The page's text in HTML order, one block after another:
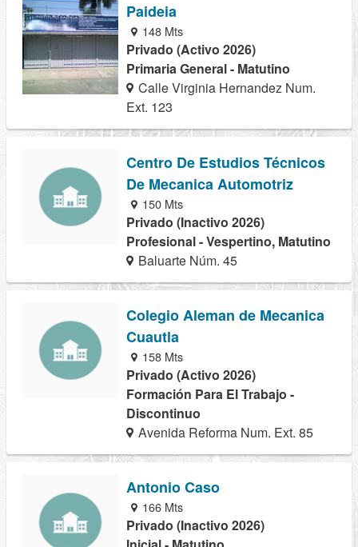
Paideia
148 Mts
Privado (Activo 2026)
Primaria General - Matutino
Calle Virginia Hernandez Num.
Ext. 123
Centro De Estudios Técnicos
De Mecanica Automotriz
150 Mts
Privado (Inactivo 2026)
Profesional - Vespertino, Matutino
Baluarte Núm. 45
Colegio Aleman de Mecanica
Cuautla
158 Mts
Privado (Activo 2026)
Formación Para El Trabajo -
Discontinuo
Avenida Reforma Num. Ext. 85
Antonio Caso
166 Mts
Privado (Inactivo 2026)